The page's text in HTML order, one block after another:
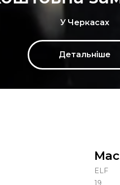
У Черкасах
Детальніше
ELF
19